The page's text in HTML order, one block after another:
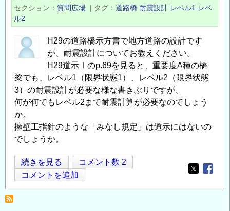
に
お
け
る
状
化
の
扱
い
（樋
門
設
計）
セクション
質問広場 | タグ 道路橋 耐震設計 レベル1 レベ
ル2
H29の道路橋示方書で地方道路の設計です
が、耐震設計についてお教えください。
H29道示Ⅰのp.69を見ると、重要度A種の橋
梁でも、レベル1（限界状態1）、レベル2（限界状態
3）の耐震設計が必要な様な書きぶりですが、
何が何でもレベル2まで耐震計算が必要なのでしょう
か。
擁壁工指針のような「みなし規定」は道示にはないの
でしょうか。
道
路
橋
続きを見る
コメント数 2
コメントを追加
Opens in